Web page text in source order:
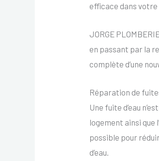
efficace dans
JORGE
en passant par la
complète d’une
Réparation de
Une fuite d’eau
logement ainsi que
possible pour
d’eau.